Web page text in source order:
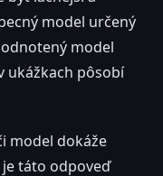
model určený
model
ukážkach pôsobí
model dokáže
táto odpoveď